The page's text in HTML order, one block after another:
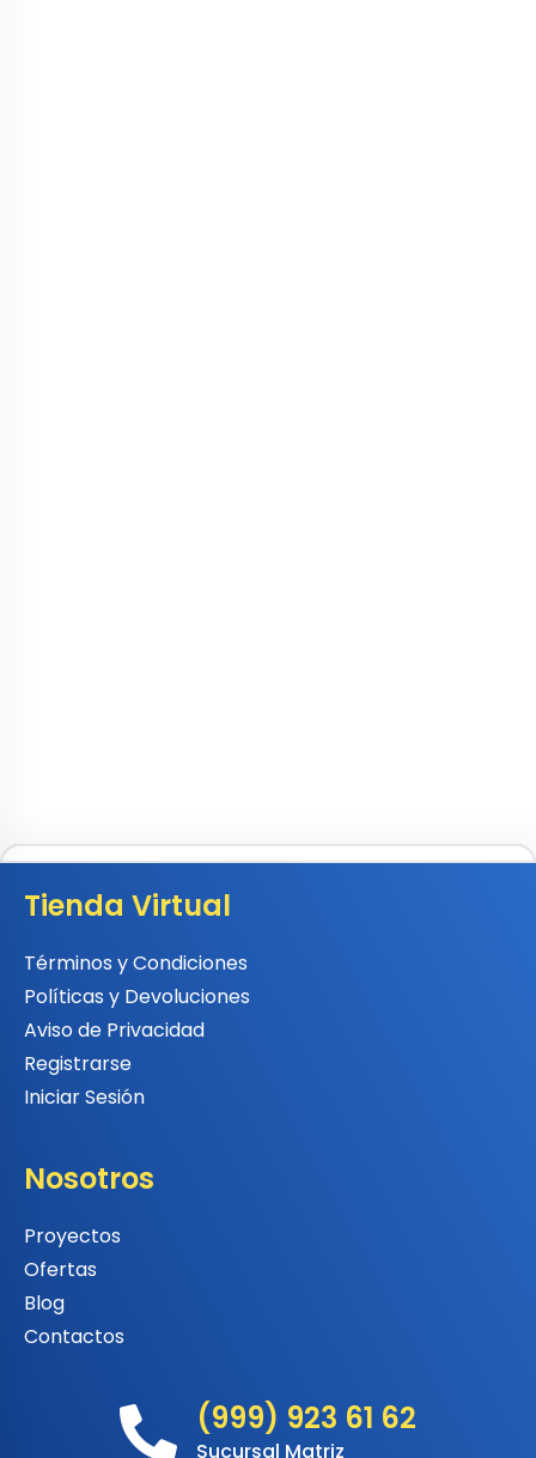
Tienda Virtual
Términos y Condiciones
Políticas y Devoluciones
Aviso de Privacidad
Registrarse
Iniciar Sesión
Nosotros
Proyectos
Ofertas
Blog
Contactos
(999) 923 61 62
Sucursal Matriz